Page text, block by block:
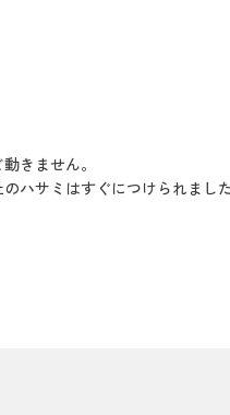
きません。
ハサミはすぐにつけられました